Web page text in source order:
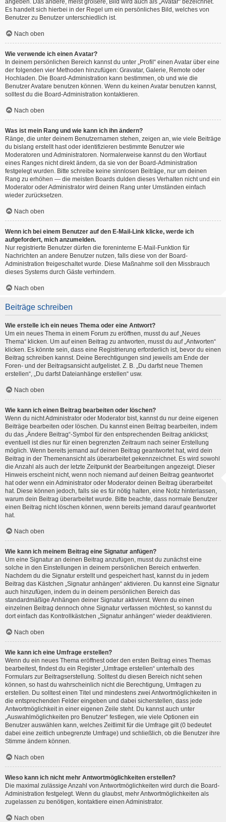
angeben. Das andere, meist größere, Bild wird auch als „Avatar“ bezeichnet.
Es handelt sich hierbei in der Regel um ein persönliches Bild, welches von
Benutzer zu Benutzer unterschiedlich ist.
Nach oben
Wie verwende ich einen Avatar?
In deinem persönlichen Bereich kannst du unter „Profil“ einen Avatar über eine
der folgenden vier Methoden hinzufügen: Gravatar, Galerie, Remote oder
Hochladen. Die Board-Administration kann bestimmen, ob und wie die
Benutzer Avatare benutzen können. Wenn du keinen Avatar benutzen kannst,
solltest du die Board-Administration kontaktieren.
Nach oben
Was ist mein Rang und wie kann ich ihn ändern?
Ränge, die unter deinem Benutzernamen stehen, zeigen an, wie viele Beiträge
du bislang erstellt hast oder identifizieren bestimmte Benutzer wie
Moderatoren und Administratoren. Normalerweise kannst du den Wortlaut
eines Ranges nicht direkt ändern, da sie von der Board-Administration
festgelegt wurden. Bitte schreibe keine sinnlosen Beiträge, nur um deinen
Rang zu erhöhen — die meisten Boards dulden dieses Verhalten nicht und ein
Moderator oder Administrator wird deinen Rang unter Umständen einfach
wieder zurücksetzen.
Nach oben
Wenn ich bei einem Benutzer auf den E-Mail-Link klicke, werde ich
aufgefordert, mich anzumelden.
Nur registrierte Benutzer dürfen die foreninterne E-Mail-Funktion für
Nachrichten an andere Benutzer nutzen, falls diese von der Board-
Administration freigeschaltet wurde. Diese Maßnahme soll den Missbrauch
dieses Systems durch Gäste verhindern.
Nach oben
Beiträge schreiben
Wie erstelle ich ein neues Thema oder eine Antwort?
Um ein neues Thema in einem Forum zu eröffnen, musst du auf „Neues
Thema“ klicken. Um auf einen Beitrag zu antworten, musst du auf „Antworten“
klicken. Es könnte sein, dass eine Registrierung erforderlich ist, bevor du einen
Beitrag schreiben kannst. Deine Berechtigungen sind jeweils am Ende der
Foren- und der Beitragsansicht aufgelistet. Z. B. „Du darfst neue Themen
erstellen“, „Du darfst Dateianhänge erstellen“ usw.
Nach oben
Wie kann ich einen Beitrag bearbeiten oder löschen?
Wenn du nicht Administrator oder Moderator bist, kannst du nur deine eigenen
Beiträge bearbeiten oder löschen. Du kannst einen Beitrag bearbeiten, indem
du das „Ändere Beitrag“-Symbol für den entsprechenden Beitrag anklickst;
eventuell ist dies nur für einen begrenzten Zeitraum nach seiner Erstellung
möglich. Wenn bereits jemand auf deinen Beitrag geantwortet hat, wird dein
Beitrag in der Themenansicht als überarbeitet gekennzeichnet. Es wird sowohl
die Anzahl als auch der letzte Zeitpunkt der Bearbeitungen angezeigt. Dieser
Hinweis erscheint nicht, wenn noch niemand auf deinen Beitrag geantwortet
hat oder wenn ein Administrator oder Moderator deinen Beitrag überarbeitet
hat. Diese können jedoch, falls sie es für nötig halten, eine Notiz hinterlassen,
warum dein Beitrag überarbeitet wurde. Bitte beachte, dass normale Benutzer
einen Beitrag nicht löschen können, wenn bereits jemand darauf geantwortet
hat.
Nach oben
Wie kann ich meinem Beitrag eine Signatur anfügen?
Um eine Signatur an deinen Beitrag anzufügen, musst du zunächst eine
solche in den Einstellungen in deinem persönlichen Bereich entwerfen.
Nachdem du die Signatur erstellt und gespeichert hast, kannst du in jedem
Beitrag das Kästchen „Signatur anhängen“ aktivieren. Du kannst eine Signatur
auch hinzufügen, indem du in deinem persönlichen Bereich das
standardmäßige Anhängen deiner Signatur aktivierst. Wenn du einen
einzelnen Beitrag dennoch ohne Signatur verfassen möchtest, so kannst du
dort einfach das Kontrollkästchen „Signatur anhängen“ wieder deaktivieren.
Nach oben
Wie kann ich eine Umfrage erstellen?
Wenn du ein neues Thema eröffnest oder den ersten Beitrag eines Themas
bearbeitest, findest du ein Register „Umfrage erstellen“ unterhalb des
Formulars zur Beitragserstellung. Solltest du diesen Bereich nicht sehen
können, so hast du wahrscheinlich nicht die Berechtigung, Umfragen zu
erstellen. Du solltest einen Titel und mindestens zwei Antwortmöglichkeiten in
die entsprechenden Felder eingeben und dabei sicherstellen, dass jede
Antwortmöglichkeit in einer eigenen Zeile steht. Du kannst auch unter
„Auswahlmöglichkeiten pro Benutzer“ festlegen, wie viele Optionen ein
Benutzer auswählen kann, welches Zeitlimit für die Umfrage gilt (0 bedeutet
dabei eine zeitlich unbegrenzte Umfrage) und schließlich, ob die Benutzer ihre
Stimme ändern können.
Nach oben
Wieso kann ich nicht mehr Antwortmöglichkeiten erstellen?
Die maximal zulässige Anzahl von Antwortmöglichkeiten wird durch die Board-
Administration festgelegt. Wenn du glaubst, mehr Antwortmöglichkeiten als
zugelassen zu benötigen, kontaktiere einen Administrator.
Nach oben